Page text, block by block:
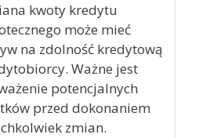
kwoty kredytu
może mieć
na zdolność kredytową
Ważne jest
potencjalnych
przed dokonaniem
zmian.